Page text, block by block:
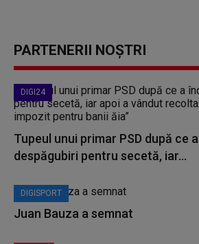
PARTENERII NOȘTRI
DIGI24
Tupeul unui primar PSD după ce
despăgubiri pentru secetă, iar...
DIGISPORT
Juan Bauza a semnat